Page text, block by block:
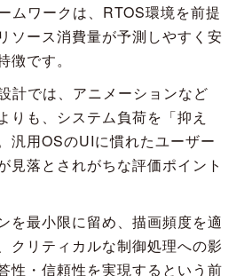
ムワークは、RTOS環境を前提
ソース消費量が予測しやすく安
です。
計では、アニメーションなど
りも、システム負荷を「抑え
汎用OSのUIに慣れたユーザー
見落とされがちな評価ポイント
を最小限に留め、描画頻度を適
クリティカルな制御処理への影
性・信頼性を実現するという前